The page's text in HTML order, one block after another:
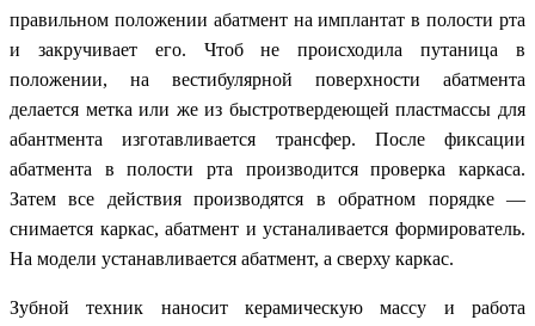
правильном положении абатмент на имплантат в полости рта
и закручивает его. Чтоб не происходила путаница в
положении, на вестибулярной поверхности абатмента
делается метка или же из быстротвердеющей пластмассы для
абантмента изготавливается трансфер. После фиксации
абатмента в полости рта производится проверка каркаса.
Затем все действия производятся в обратном порядке —
снимается каркас, абатмент и устаналивается формирователь.
На модели устанавливается абатмент, а сверху каркас.
Зубной техник наносит керамическую массу и работа